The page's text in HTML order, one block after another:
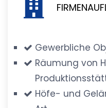
Gewerbliche
Räumung von
Höfe- und